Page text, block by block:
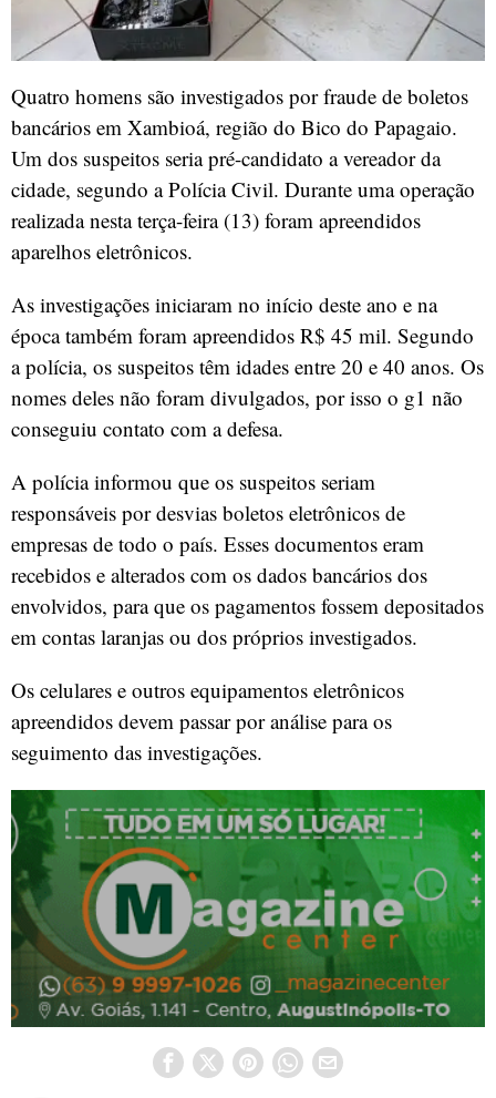
Quatro homens são investigados por fraude de boletos
bancários em Xambioá, região do Bico do Papagaio.
Um dos suspeitos seria pré-candidato a vereador da
cidade, segundo a Polícia Civil. Durante uma operação
realizada nesta terça-feira (13) foram apreendidos
aparelhos eletrônicos.
As investigações iniciaram no início deste ano e na
época também foram apreendidos R$ 45 mil. Segundo
a polícia, os suspeitos têm idades entre 20 e 40 anos. Os
nomes deles não foram divulgados, por isso o g1 não
conseguiu contato com a defesa.
A polícia informou que os suspeitos seriam
responsáveis por desvias boletos eletrônicos de
empresas de todo o país. Esses documentos eram
recebidos e alterados com os dados bancários dos
envolvidos, para que os pagamentos fossem depositados
em contas laranjas ou dos próprios investigados.
Os celulares e outros equipamentos eletrônicos
apreendidos devem passar por análise para os
seguimento das investigações.